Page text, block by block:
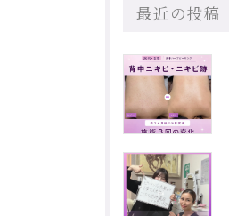
最近の投稿